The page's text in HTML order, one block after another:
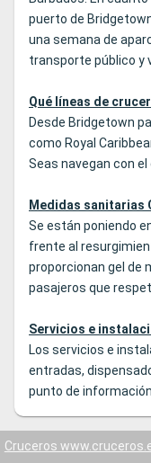
puerto de
una semana de
transporte público y
Qué líneas de
Desde Bridgetown
como Royal
Seas navegan con
Medidas sanitarias
Se están poniendo
frente al
proporcionan gel de
pasajeros que
Servicios e
Los servicios e
entradas,
punto de
Cruceros